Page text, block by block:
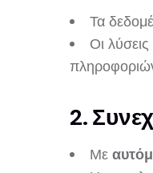
Τα
Οι
2.
Με